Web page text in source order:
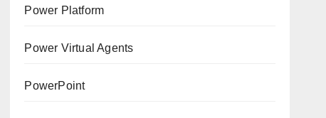
Power Platform
Power Virtual Agents
PowerPoint